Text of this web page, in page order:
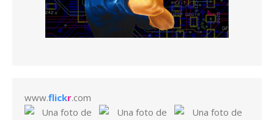
www.flickr.com